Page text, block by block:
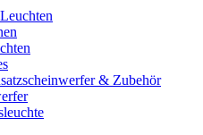
& Zubehör